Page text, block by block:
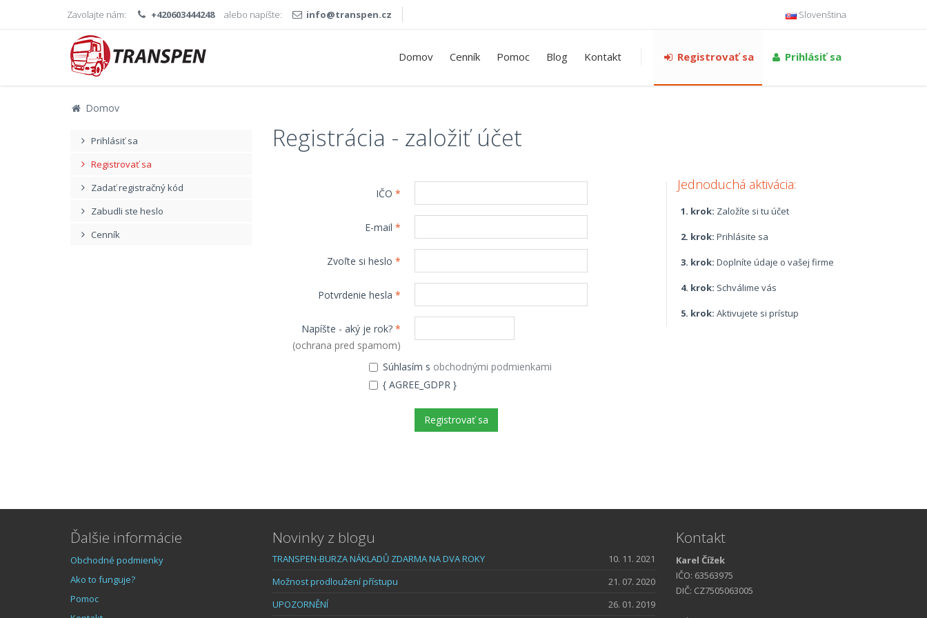
Zavolajte nám: +420603444248 alebo napíšte: info@transpen.cz Slovenština
Domov Cenník Pomoc Blog Kontakt Registrovať sa Prihlásiť sa
Domov
Prihlásiť sa
Registrovať sa
Zadať registračný kód
Zabudli ste heslo
Cenník
Registrácia - založiť účet
IČO *
E-mail *
Zvoľte si heslo *
Potvrdenie hesla *
Napíšte - aký je rok? *
(ochrana pred spamom)
Súhlasím s obchodnými podmienkami
{ AGREE_GDPR }
Jednoduchá aktivácia:
1. krok: Založíte si tu účet
2. krok: Prihlásite sa
3. krok: Doplníte údaje o vašej firme
4. krok: Schválime vás
5. krok: Aktivujete si prístup
Ďalšie informácie
Obchodné podmienky
Ako to funguje?
Pomoc
Novinky z blogu
TRANSPEN-BURZA NÁKLADŮ ZDARMA NA DVA ROKY
10. 11. 2021
Možnost prodloužení přístupu
21. 07. 2020
UPOZORNĚNÍ
26. 01. 2019
Kontakt
Karel Čížek
IČO: 63563975
DIČ: CZ7505063005